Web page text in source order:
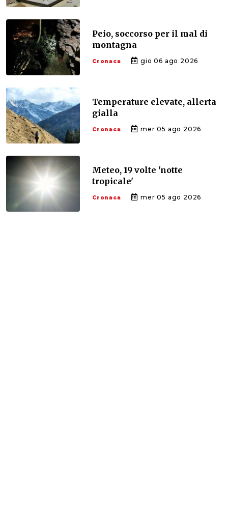
Peio, soccorso per il mal di
montagna
Cronaca gio 06 ago 2026
Temperature elevate, allerta
gialla
Cronaca mer 05 ago 2026
Meteo, 19 volte 'notte
tropicale'
Cronaca mer 05 ago 2026